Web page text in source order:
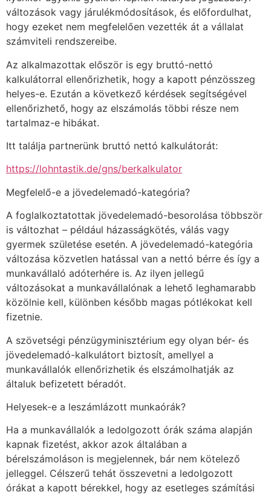
változások vagy járulékmódosítások, és előfordulhat,
hogy ezeket nem megfelelően vezették át a vállalat
számviteli rendszereibe.
Az alkalmazottak először is egy bruttó-nettó
kalkulátorral ellenőrizhetik, hogy a kapott pénzösszeg
helyes-e. Ezután a következő kérdések segítségével
ellenőrizhető, hogy az elszámolás többi része nem
tartalmaz-e hibákat.
Itt találja partnerünk bruttó nettó kalkulátorát:
https://lohntastik.de/gns/berkalkulator
Megfelelő-e a jövedelemadó-kategória?
A foglalkoztatottak jövedelemadó-besorolása többször
is változhat – például házasságkötés, válás vagy
gyermek születése esetén. A jövedelemadó-kategória
változása közvetlen hatással van a nettó bérre és így a
munkavállaló adóterhére is. Az ilyen jellegű
változásokat a munkavállalónak a lehető leghamarabb
közölnie kell, különben később magas pótlékokat kell
fizetnie.
A szövetségi pénzügyminisztérium egy olyan bér- és
jövedelemadó-kalkulátort biztosít, amellyel a
munkavállalók ellenőrizhetik és elszámolhatják az
általuk befizetett béradót.
Helyesek-e a leszámlázott munkaórák?
Ha a munkavállalók a ledolgozott órák száma alapján
kapnak fizetést, akkor azok általában a
bérelszámoláson is megjelennek, bár nem kötelező
jelleggel. Célszerű tehát összevetni a ledolgozott
órákat a kapott bérekkel, hogy az esetleges számítási